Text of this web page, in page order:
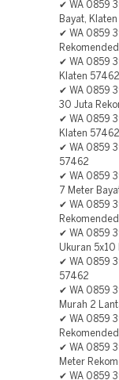
✔ WA 0859
Bayat,
✔ WA 0859
✔ WA 0859
Klaten 57462
✔ WA 0859
30 Juta
✔ WA 0859
Klaten 57462
✔ WA 0859
57462
✔ WA 0859
7 Meter
✔ WA 0859
✔ WA 0859
Ukuran 5x10
✔ WA 0859
57462
✔ WA 0859
Murah 2
✔ WA 0859
✔ WA 0859
Meter
✔ WA 0859